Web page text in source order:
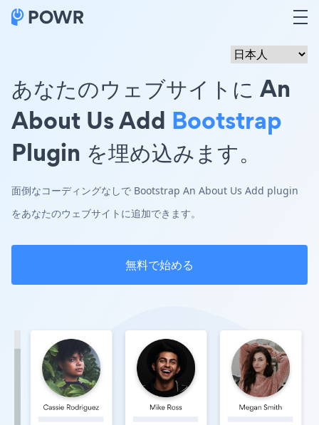
あなたのウェブサイトに An
About Us Add Bootstrap
Plugin を埋め込みます。
面倒なコーディングなしで Bootstrap An About Us Add plugin
をあなたのウェブサイトに追加できます。
無料で始める